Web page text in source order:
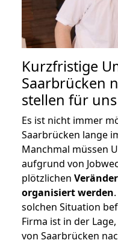
Kurzfristige
Saarbrücken
stellen für
Es ist nicht immer
Saarbrücken lange
Manchmal müssen
aufgrund von
plötzlichen
organisiert werden
solchen Situation
Firma ist in der
von Saarbrücken